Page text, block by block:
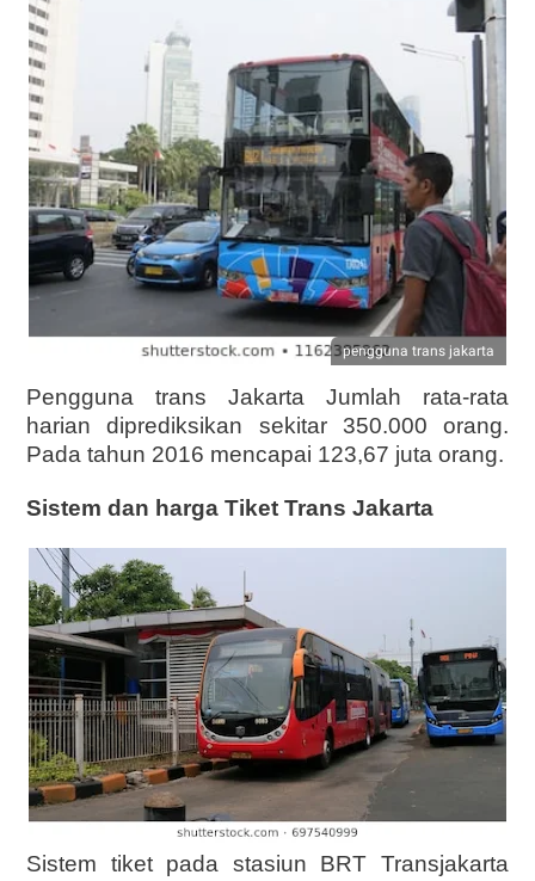
pengguna trans jakarta
Pengguna trans Jakarta Jumlah rata-rata
harian diprediksikan sekitar 350.000 orang.
Pada tahun 2016 mencapai 123,67 juta orang.
Sistem dan harga Tiket Trans Jakarta
Sistem tiket pada stasiun BRT Transjakarta